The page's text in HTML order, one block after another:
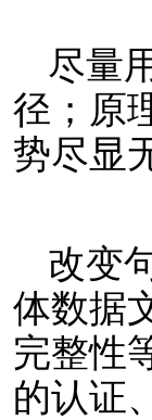
尽量
径；原
势尽显
改变
体数据
完整性
的认证